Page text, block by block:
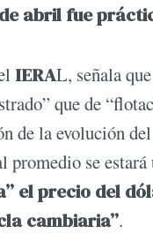
abril fue
IERAL, señala
que de
de la evolución
se
el precio del
cambiaria”.